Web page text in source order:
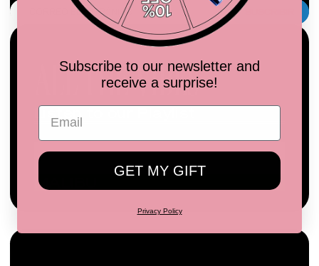
Correo
ALL THE VIBES
Listen to our Playlist
SEE YOU AGAIN
VUELVE CONTIGO
MALIBU
Subscribe to our newsletter and
receive a surprise!
GET MY GIFT
Privacy Policy